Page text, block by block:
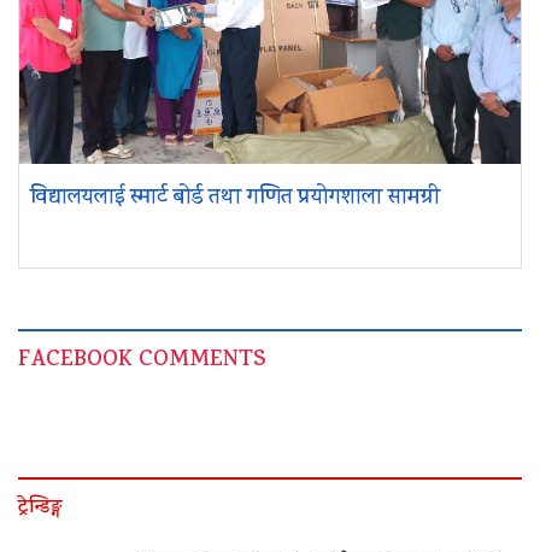
विद्यालयलाई स्मार्ट बोर्ड तथा गणित प्रयोगशाला सामग्री
FACEBOOK COMMENTS
ट्रेन्डिङ्ग